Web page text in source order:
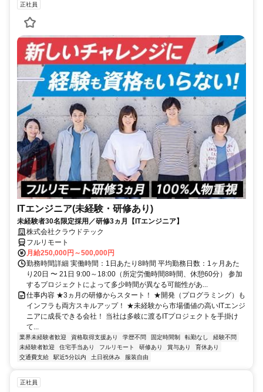
正社員
ITエンジニア(未経験・研修あり)
未経験者30名限定採用／研修3ヵ月【ITエンジニア】
株式会社クラウドテック
フルリモート
月給250,000円～500,000円
勤務時間詳細 実働時間：1日あたり8時間 平均勤務日数：1ヶ月あた
り20日 〜 21日 9:00～18:00（所定労働時間8時間、休憩60分） 参加
するプロジェクトによって多少時間が異なる可能性があ...
仕事内容 ★3ヵ月の研修からスタート！ ★開発（プログラミング）も
インフラも両方スキルアップ！ ★未経験から市場価値の高いITエンジ
ニアに成長できる会社！ 当社は多岐に渡るITプロジェクトを手掛け
て...
業界未経験者歓迎 資格取得支援あり 学歴不問 固定時間制 転勤なし
経験不問
未経験者歓迎
住宅手当あり フルリモート 研修あり 賞与あり
育休あり
交通費支給
駅近5分以内 土日祝休み 服装自由
正社員